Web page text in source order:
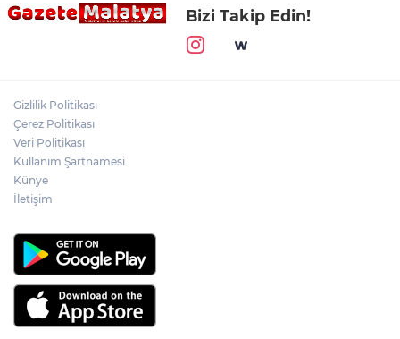
Bizi Takip Edin!
Gizlilik Politikası
Çerez Politikası
Veri Politikası
Kullanım Şartnamesi
Künye
İletişim